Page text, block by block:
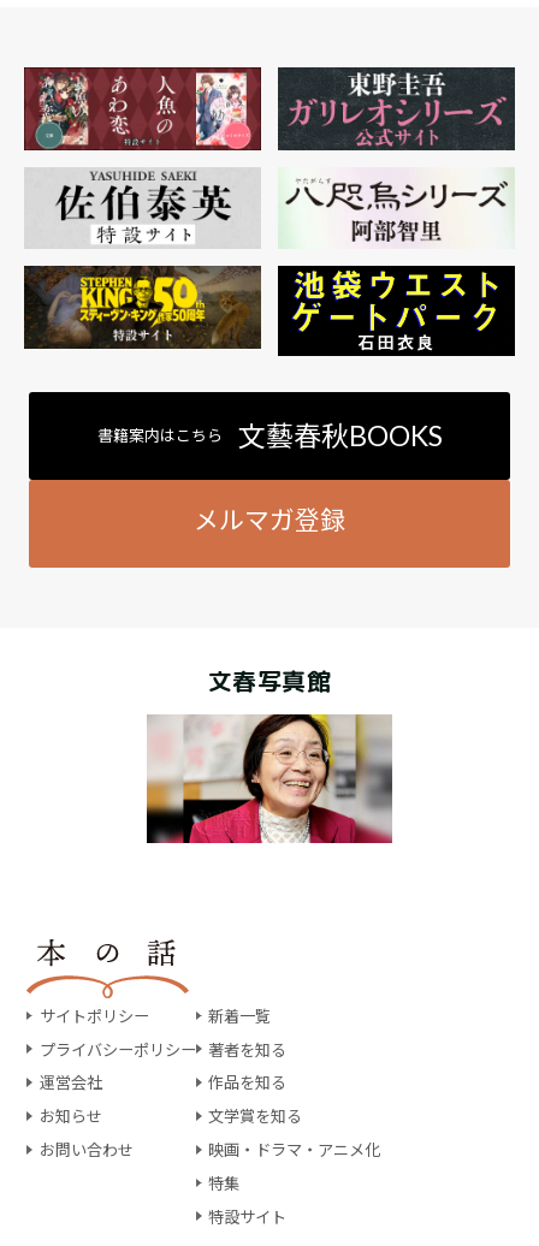
書籍案内はこちら 文藝春秋BOOKS
メルマガ登録
文春写真館
サイトポリシー
プライバシーポリシー
運営会社
お知らせ
お問い合わせ
新着一覧
著者を知る
作品を知る
文学賞を知る
映画・ドラマ・アニメ化
特集
特設サイト